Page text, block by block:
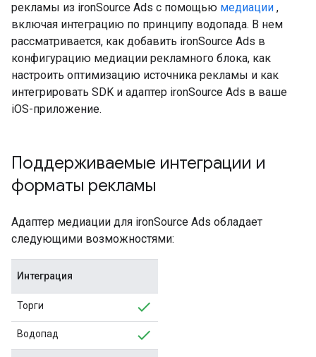
рекламы из ironSource Ads с помощью медиации ,
включая интеграцию по принципу водопада. В нем
рассматривается, как добавить ironSource Ads в
конфигурацию медиации рекламного блока, как
настроить оптимизацию источника рекламы и как
интегрировать SDK и адаптер ironSource Ads в ваше
iOS-приложение.
Поддерживаемые интеграции и
форматы рекламы
Адаптер медиации для ironSource Ads обладает
следующими возможностями:
Интеграция
Торги
Водопад